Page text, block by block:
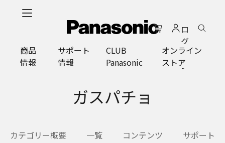
ロ
グ
イ
ン
商品
情報
サポート
情報
CLUB
Panasonic
オンライン
ストア
ガスパチョ
カテゴリー概要 一覧 コンテンツ サポート